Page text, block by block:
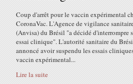
Coup d'arrêt pour le vaccin expérimental
CoronaVac. L'Agence de vigilance
(Anvisa) du Brésil "a décidé d'interrompre
essai clinique". L'autorité sanitaire du
annoncé avoir suspendu les essais
vaccin expérimental...
Lire la suite